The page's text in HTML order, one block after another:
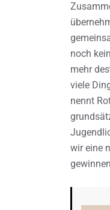
noch
mehr
viele
nennt
wir eine